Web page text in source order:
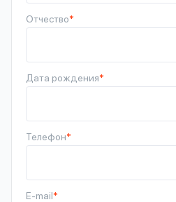
Отчество*
Дата рождения*
Телефон*
E-mail*